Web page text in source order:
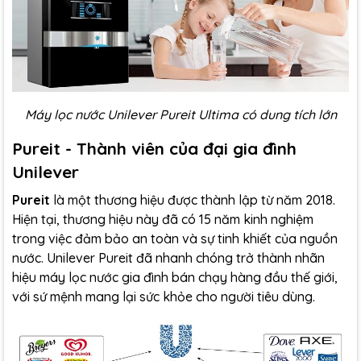
Máy lọc nước Unilever Pureit Ultima có dung tích lớn
Pureit - Thành viên của đại gia đình
Unilever
Pureit là một thương hiệu được thành lập từ năm 2018.
Hiện tại, thương hiệu này đã có 15 năm kinh nghiệm
trong việc đảm bảo an toàn và sự tinh khiết của nguồn
nước. Unilever Pureit đã nhanh chóng trở thành nhãn
hiệu máy lọc nước gia đình bán chạy hàng đầu thế giới,
với sứ mệnh mang lại sức khỏe cho người tiêu dùng.